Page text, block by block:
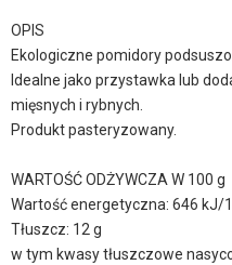
OPIS
Ekologiczne pomidory
Idealne jako przystawka lub
mięsnych i rybnych.
Produkt pasteryzowany.
WARTOŚĆ ODŻYWCZA W 100 g
Wartość energetyczna: 646 kJ/
Tłuszcz: 12 g
w tym kwasy tłuszczowe